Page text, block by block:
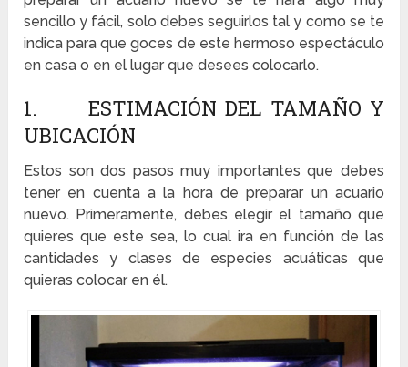
sencillo y fácil, solo debes seguirlos tal y como se te
indica para que goces de este hermoso espectáculo
en casa o en el lugar que desees colocarlo.
1. ESTIMACIÓN DEL TAMAÑO Y
UBICACIÓN
Estos son dos pasos muy importantes que debes
tener en cuenta a la hora de preparar un acuario
nuevo. Primeramente, debes elegir el tamaño que
quieres que este sea, lo cual ira en función de las
cantidades y clases de especies acuáticas que
quieras colocar en él.